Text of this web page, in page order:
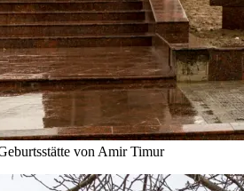
von Amir Timur